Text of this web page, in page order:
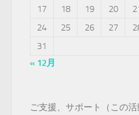
17
18 19 20
24
25 26 27
31
« 12月
ご支援、サポート（この